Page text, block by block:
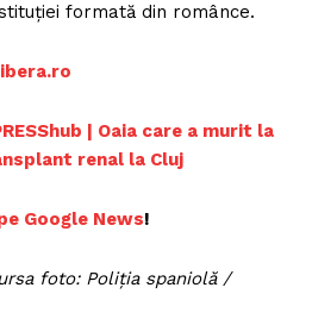
formată din românce.
| Oaia care a murit la
renal la Cluj
Google News!
foto: Poliția spaniolă /